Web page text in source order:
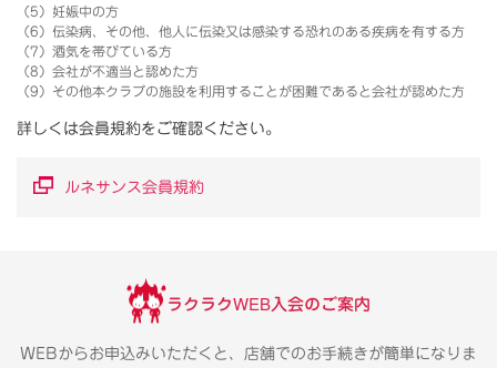
（5）妊娠中の方
（6）伝染病、その他、他人に伝染又は感染する恐れのある疾病を有する方
（7）酒気を帯びている方
（8）会社が不適当と認めた方
（9）その他本クラブの施設を利用することが困難であると会社が認めた方
詳しくは会員規約をご確認ください。
ルネサンス会員規約
ラクラクWEB入会のご案内
WEBからお申込みいただくと、店舗でのお手続きが簡単になりま